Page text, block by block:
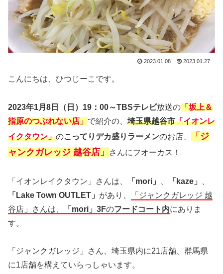
2023.01.08 2023.01.27
こんにちは、ひつじーこです。
2023年1月8日（日）19：00～TBSテレビ放送の 「坂上＆
指原のつぶれない店」 で紹介の、 埼玉県越谷市「イオンレ
イクタウン」のこってりデカ盛りラーメンのお店、
「ジ
ャンクガレッジ 越谷店」
さんにフオーカス！
「イオンレイクタウン」さんは、 「mori」 「kaze」
「Lake Town OUTLET」 があり、
「ジャンクガレッジ 越
谷店」さんは、
「mori」3Fのフードコート内にありま
す。
「ジャンクガレッジ」さん、埼玉県内に21店舗、群馬県
に1店舗を構えていらっしゃいます。